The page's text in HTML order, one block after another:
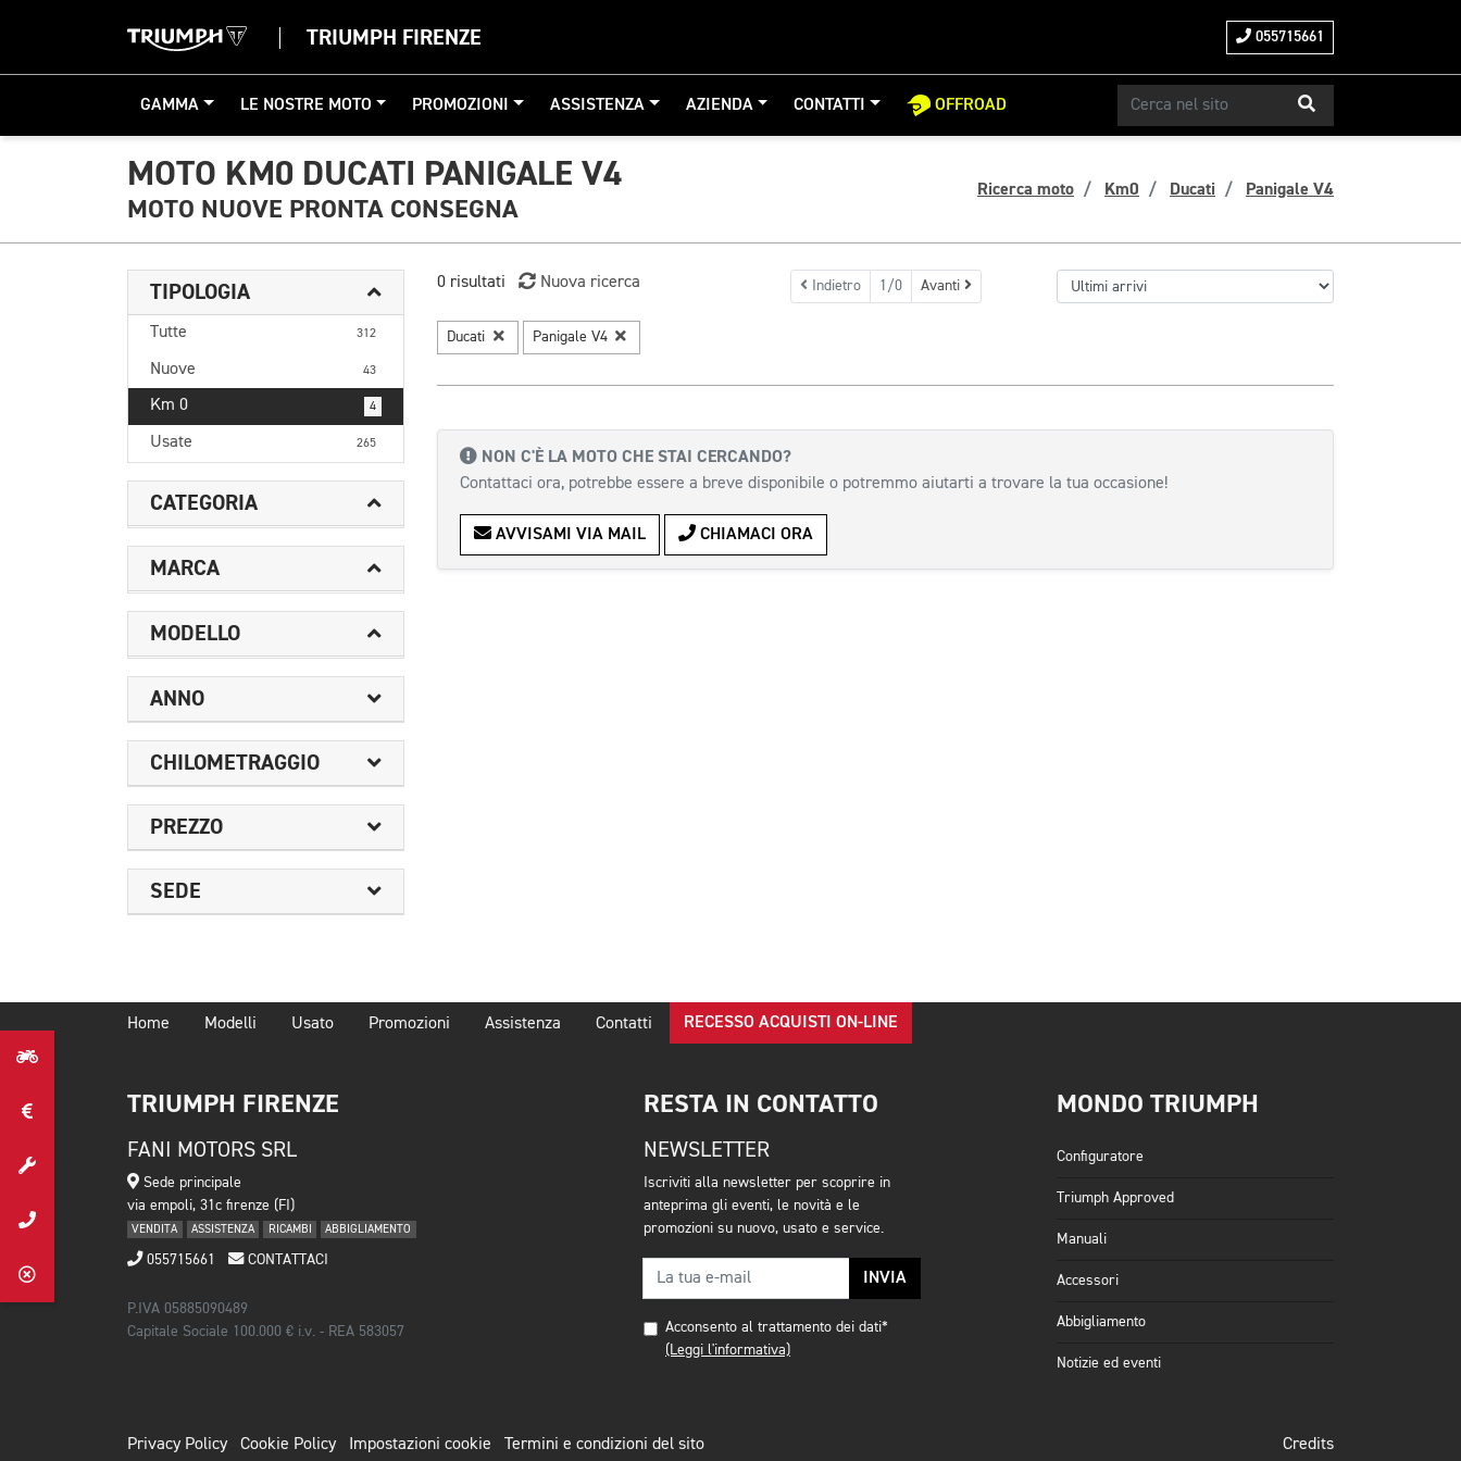
TRIUMPH FIRENZE 055715661
GAMMA LE NOSTRE MOTO PROMOZIONI ASSISTENZA AZIENDA CONTATTI OFFROAD
MOTO KM0 DUCATI PANIGALE V4
MOTO NUOVE PRONTA CONSEGNA
Ricerca moto Km0 Ducati Panigale V4
TIPOLOGIA
Tutte 312
Nuove 43
Km 0 4
Usate 265
CATEGORIA
MARCA
MODELLO
ANNO
CHILOMETRAGGIO
PREZZO
SEDE
0 risultati Nuova ricerca Indietro 1/0 Avanti
Ducati Panigale V4
NON C'È LA MOTO CHE STAI CERCANDO?
Contattaci ora, potrebbe essere a breve disponibile o potremmo aiutarti a trovare la tua occasione!
AVVISAMI VIA MAIL CHIAMACI ORA
Home Modelli Usato Promozioni Assistenza Contatti RECESSO ACQUISTI ON-LINE
TRIUMPH FIRENZE
FANI MOTORS SRL
Sede principale
via empoli, 31c firenze (FI)
VENDITA ASSISTENZA RICAMBI ABBIGLIAMENTO
055715661 CONTATTACI
P.IVA 05885090489
Capitale Sociale 100.000 € i.v. - REA 583057
RESTA IN CONTATTO
NEWSLETTER
Iscriviti alla newsletter per scoprire in
anteprima gli eventi, le novità e le
promozioni su nuovo, usato e service.
INVIA
Acconsento al trattamento dei dati*
(Leggi l'informativa)
MONDO TRIUMPH
Configuratore
Triumph Approved
Manuali
Accessori
Abbigliamento
Notizie ed eventi
Privacy Policy Cookie Policy Impostazioni cookie Termini e condizioni del sito Credits